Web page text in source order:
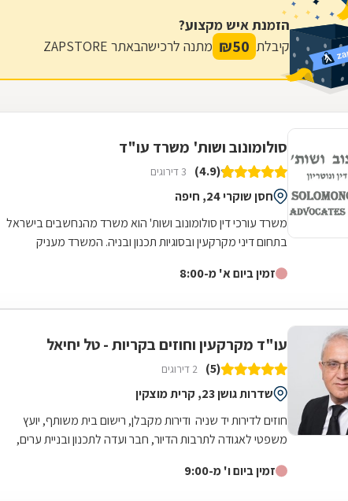
הזמנת איש מקצוע?
קיבלת 50
₪ מתנה לרכישהבאתר ZAPSTORE
סולומונוב ושות' משרד עו"ד
(4.9) 3 דירוגים
חסן שוקרי 24, חיפה
משרד עורכי דין סולומונוב ושות' הוא משרד מהנחשבים בישראל
בתחום דיני מקרקעין ובסוגיות תכנון ובניה. המשרד מעניק
זמין ביום א' מ-8:00
עו"ד מקרקעין וחוזים בקריות - טל יחיאל
(5) 2 דירוגים
שדרות גושן 23, קרית מוצקין
חוזים לדירות יד שניה ודירות מקבלן, רישום בית משותף, יועץ
משפטי לאגודה לתרבות הדיור, חבר ועדה לתכנון ובניית ערים,
זמין ביום ו' מ-9:00